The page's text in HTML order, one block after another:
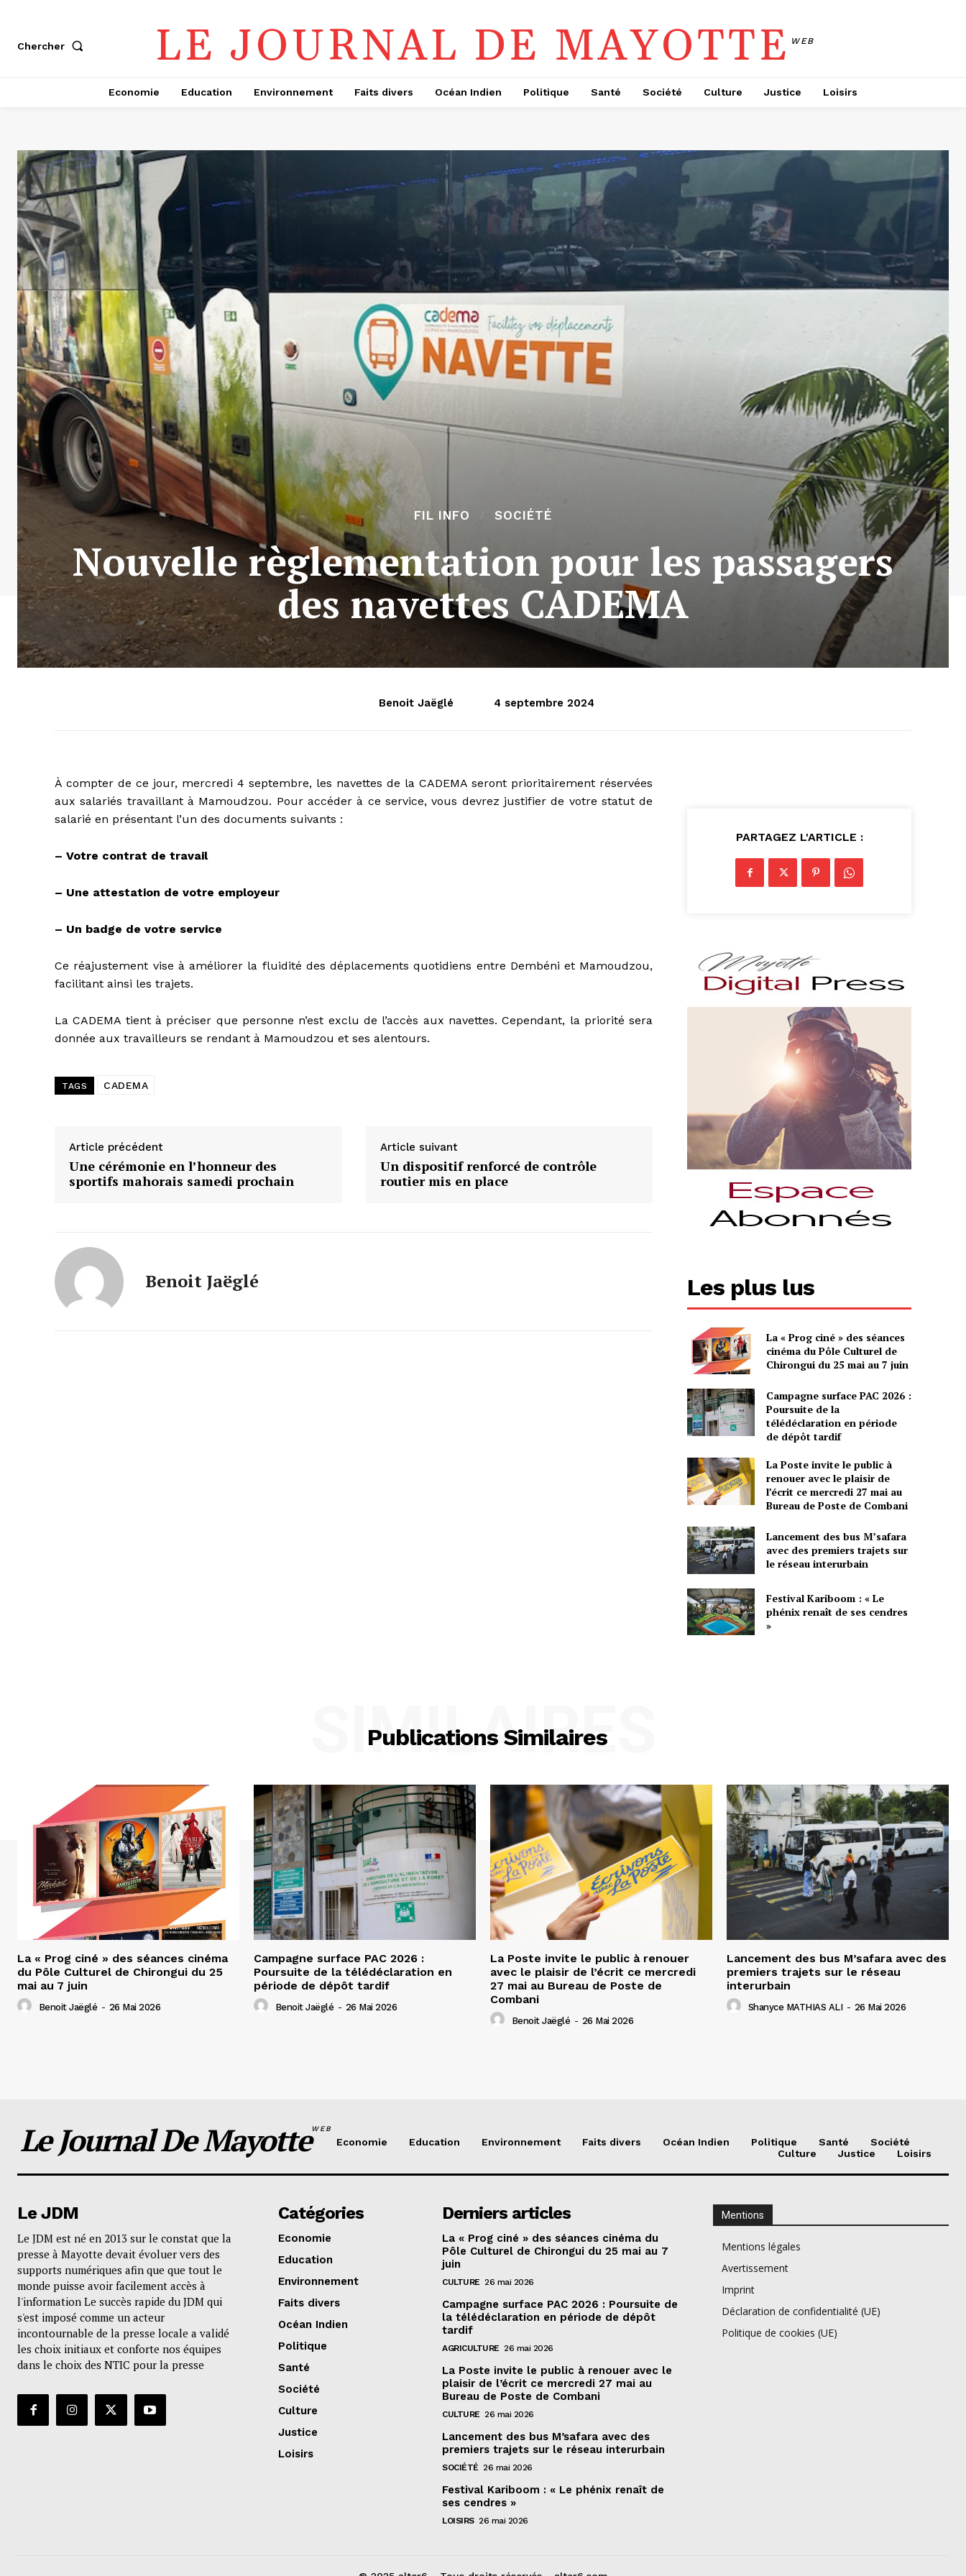
Chercher LE JOURNAL DE MAYOTTE WEB
Economie Education Environnement Faits divers Océan Indien Politique Santé Société Culture Justice Loisirs
FIL INFO SOCIÉTÉ
Nouvelle règlementation pour les passagers
des navettes CADEMA
Benoit Jaëglé 4 septembre 2024
À compter de ce jour, mercredi 4 septembre, les navettes de la CADEMA seront prioritairement réservées
aux salariés travaillant à Mamoudzou. Pour accéder à ce service, vous devrez justifier de votre statut de
salarié en présentant l’un des documents suivants :
– Votre contrat de travail
– Une attestation de votre employeur
– Un badge de votre service
Ce réajustement vise à améliorer la fluidité des déplacements quotidiens entre Dembéni et Mamoudzou,
facilitant ainsi les trajets.
La CADEMA tient à préciser que personne n’est exclu de l’accès aux navettes. Cependant, la priorité sera
donnée aux travailleurs se rendant à Mamoudzou et ses alentours.
TAGS CADEMA
Article précédent
Une cérémonie en l’honneur des
sportifs mahorais samedi prochain
Article suivant
Un dispositif renforcé de contrôle
routier mis en place
Benoit Jaëglé
PARTAGEZ L'ARTICLE :
Les plus lus
La « Prog ciné » des séances
cinéma du Pôle Culturel de
Chirongui du 25 mai au 7 juin
Campagne surface PAC 2026 :
Poursuite de la
télédéclaration en période
de dépôt tardif
La Poste invite le public à
renouer avec le plaisir de
l’écrit ce mercredi 27 mai au
Bureau de Poste de Combani
Lancement des bus M’safara
avec des premiers trajets sur
le réseau interurbain
Festival Kariboom : « Le
phénix renaît de ses cendres
»
Publications Similaires
SIMILAIRES
La « Prog ciné » des séances cinéma
du Pôle Culturel de Chirongui du 25
mai au 7 juin
Benoit Jaëglé - 26 Mai 2026
Campagne surface PAC 2026 :
Poursuite de la télédéclaration en
période de dépôt tardif
Benoit Jaëglé - 26 Mai 2026
La Poste invite le public à renouer
avec le plaisir de l’écrit ce mercredi
27 mai au Bureau de Poste de
Combani
Benoit Jaëglé - 26 Mai 2026
Lancement des bus M’safara avec des
premiers trajets sur le réseau
interurbain
Shanyce MATHIAS ALI - 26 Mai 2026
Le Journal De MayotteWEB
Economie Education Environnement Faits divers Océan Indien Politique Santé
Société
Culture
Justice Loisirs
Le JDM
Le JDM est né en 2013 sur le constat que la
presse à Mayotte devait évoluer vers des
supports numériques afin que que tout le
monde puisse avoir facilement accès à
l'information Le succès rapide du JDM qui
s'est imposé comme un acteur
incontournable de la presse locale a validé
les choix initiaux et conforte nos équipes
dans le choix des NTIC pour la presse
Catégories
Economie
Education
Environnement
Faits divers
Océan Indien
Politique
Santé
Société
Culture
Justice
Loisirs
Derniers articles
La « Prog ciné » des séances cinéma du
Pôle Culturel de Chirongui du 25 mai au 7
juin
CULTURE 26 mai 2026
Campagne surface PAC 2026 : Poursuite de
la télédéclaration en période de dépôt
tardif
AGRICULTURE 26 mai 2026
La Poste invite le public à renouer avec le
plaisir de l’écrit ce mercredi 27 mai au
Bureau de Poste de Combani
CULTURE 26 mai 2026
Lancement des bus M’safara avec des
premiers trajets sur le réseau interurbain
SOCIÉTÉ 26 mai 2026
Festival Kariboom : « Le phénix renaît de
ses cendres »
LOISIRS 26 mai 2026
Mentions
Mentions légales
Avertissement
Imprint
Déclaration de confidentialité (UE)
Politique de cookies (UE)